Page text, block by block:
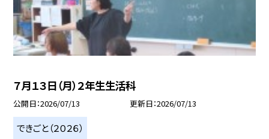
７月１３日（月）２年生生活科
公開日 2026/07/13 更新日 2026/07/13
できごと（２０２６）